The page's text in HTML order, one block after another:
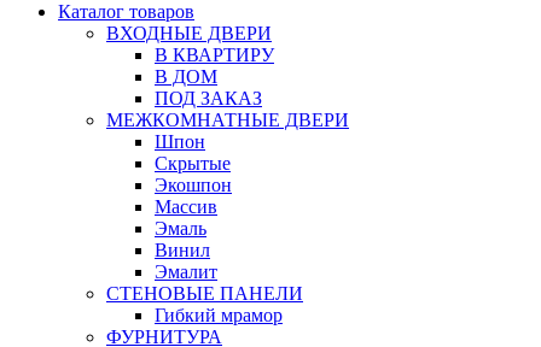
Каталог товаров
ВХОДНЫЕ ДВЕРИ
В КВАРТИРУ
В ДОМ
ПОД ЗАКАЗ
МЕЖКОМНАТНЫЕ ДВЕРИ
Шпон
Скрытые
Экошпон
Массив
Эмаль
Винил
Эмалит
СТЕНОВЫЕ ПАНЕЛИ
Гибкий мрамор
ФУРНИТУРА